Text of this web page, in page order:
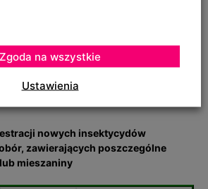
Extra
Cupman
nowych insektycydów
zawierających poszczególne
mieszaniny
Ustawienia
Zgoda na wszystkie